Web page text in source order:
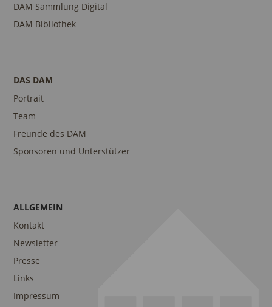
DAM Sammlung Digital
DAM Bibliothek
DAS DAM
Portrait
Team
Freunde des DAM
Sponsoren und Unterstützer
ALLGEMEIN
Kontakt
Newsletter
Presse
Links
Impressum